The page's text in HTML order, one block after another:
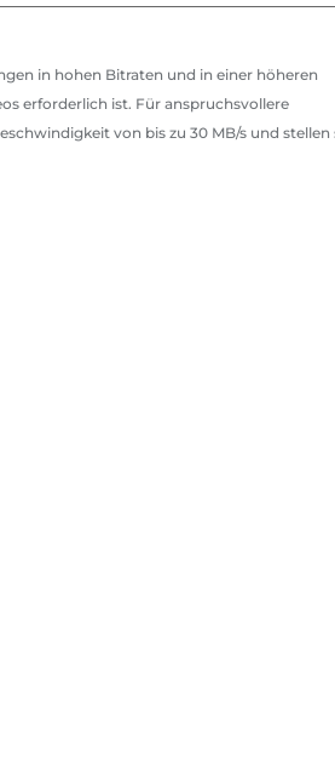
in hohen Bitraten und in einer höheren
erforderlich ist. Für anspruchsvollere
von bis zu 30 MB/s und stellen